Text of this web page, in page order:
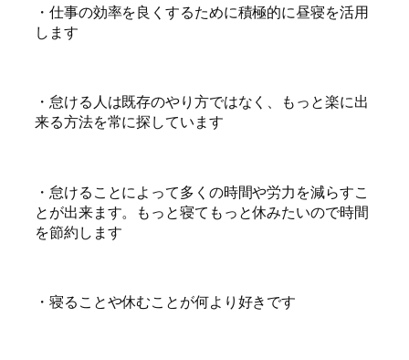
・仕事の効率を良くするために積極的に昼寝を活用
します
・怠ける人は既存のやり方ではなく、もっと楽に出
来る方法を常に探しています
・怠けることによって多くの時間や労力を減らすこ
とが出来ます。もっと寝てもっと休みたいので時間
を節約します
・寝ることや休むことが何より好きです